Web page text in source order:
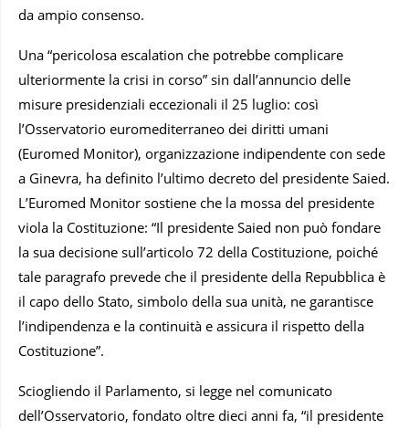
da ampio consenso.
Una “pericolosa escalation che potrebbe complicare
ulteriormente la crisi in corso” sin dall’annuncio delle
misure presidenziali eccezionali il 25 luglio: così
l’Osservatorio euromediterraneo dei diritti umani
(Euromed Monitor), organizzazione indipendente con sede
a Ginevra, ha definito l’ultimo decreto del presidente Saied.
L’Euromed Monitor sostiene che la mossa del presidente
viola la Costituzione: “Il presidente Saied non può fondare
la sua decisione sull’articolo 72 della Costituzione, poiché
tale paragrafo prevede che il presidente della Repubblica è
il capo dello Stato, simbolo della sua unità, ne garantisce
l’indipendenza e la continuità e assicura il rispetto della
Costituzione”.
Sciogliendo il Parlamento, si legge nel comunicato
dell’Osservatorio, fondato oltre dieci anni fa, “il presidente